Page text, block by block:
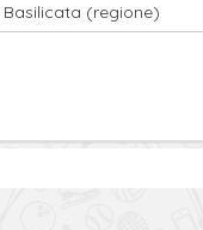
Basilicata (regione)